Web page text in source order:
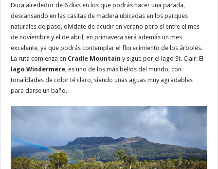
Dura alrededor de 6 días en los que podrás hacer una parada,
descansando en las casitas de madera ubicadas en los parques
naturales de paso, olvídate de acudir en verano pero sí entre el mes
de noviembre y el de abril, en primavera será además un mes
excelente, ya que podrás contemplar el florecimiento de los árboles.
La ruta comienza en Cradle Mountain y sigue por el lago St. Clair. El
lago Windermere , es uno de los más bellos del mundo, con
tonalidades de color té claro, siendo unas aguas muy agradables
para darse un baño.